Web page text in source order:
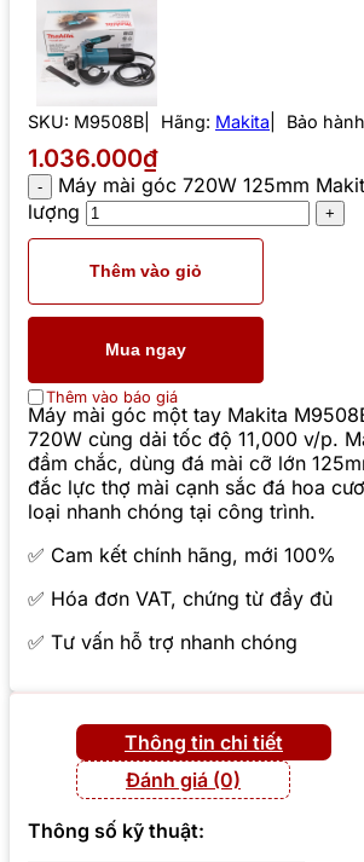
SKU: M9508B Hãng: Makita Bảo
1.036.000₫
Máy mài góc 720W 125mm
lượng
Thêm vào giỏ
Mua ngay
Thêm vào báo giá
Máy mài góc một tay Makita
720W cùng dải tốc độ 11,000 v/p.
đầm chắc, dùng đá mài cỡ lớn
đắc lực thợ mài cạnh sắc đá hoa
loại nhanh chóng tại công trình.
✅ Cam kết chính hãng, mới 100%
✅ Hóa đơn VAT, chứng từ đầy đủ
✅ Tư vấn hỗ trợ nhanh chóng
Thông tin chi tiết
Đánh giá (0)
Thông số kỹ thuật: